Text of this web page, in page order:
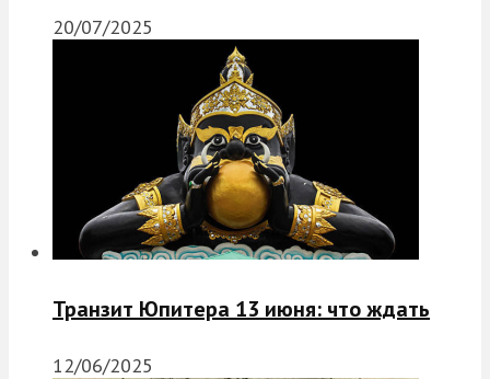
20/07/2025
Транзит Юпитера 13 июня: что ждать
12/06/2025